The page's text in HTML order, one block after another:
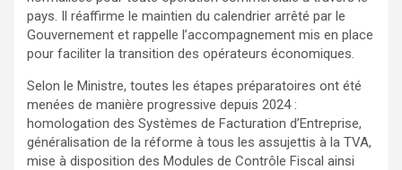
pays. Il réaffirme le maintien du calendrier arrêté par le
Gouvernement et rappelle l’accompagnement mis en place
pour faciliter la transition des opérateurs économiques.
Selon le Ministre, toutes les étapes préparatoires ont été
menées de manière progressive depuis 2024 :
homologation des Systèmes de Facturation d’Entreprise,
généralisation de la réforme à tous les assujettis à la TVA,
mise à disposition des Modules de Contrôle Fiscal ainsi